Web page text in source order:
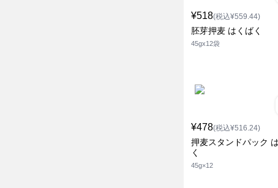
¥518(税込¥559.44)
胚芽押麦 はくばく
45gx12袋
¥478(税込¥516.24)
押麦スタンドパック
く
45g×12